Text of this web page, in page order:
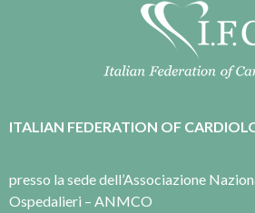
ITALIAN FEDERATION OF
presso la sede dell’Associazione
Ospedalieri – ANMCO